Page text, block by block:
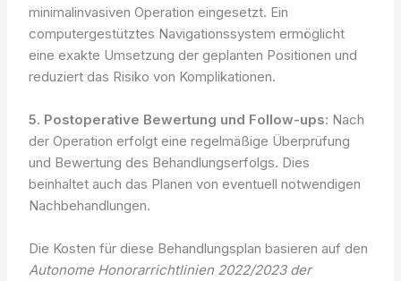
minimalinvasiven Operation eingesetzt. Ein
computergestütztes Navigationssystem ermöglicht
eine exakte Umsetzung der geplanten Positionen und
reduziert das Risiko von Komplikationen.
5. Postoperative Bewertung und Follow-ups: Nach
der Operation erfolgt eine regelmäßige Überprüfung
und Bewertung des Behandlungserfolgs. Dies
beinhaltet auch das Planen von eventuell notwendigen
Nachbehandlungen.
Die Kosten für diese Behandlungsplan basieren auf den
Autonome Honorarrichtlinien 2022/2023 der